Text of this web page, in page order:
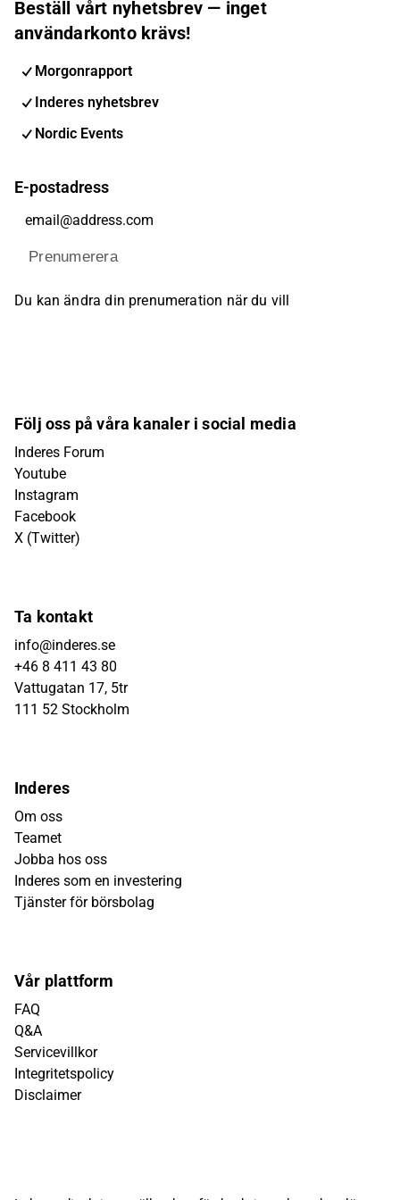
Beställ vårt nyhetsbrev — inget
användarkonto krävs!
Morgonrapport
Inderes nyhetsbrev
Nordic Events
E-postadress
Prenumerera
Du kan ändra din prenumeration när du vill
Följ oss på våra kanaler i social media
Inderes Forum
Youtube
Instagram
Facebook
X (Twitter)
Ta kontakt
info@inderes.se
+46 8 411 43 80
Vattugatan 17, 5tr
111 52 Stockholm
Inderes
Om oss
Teamet
Jobba hos oss
Inderes som en investering
Tjänster för börsbolag
Vår plattform
FAQ
Q&A
Servicevillkor
Integritetspolicy
Disclaimer